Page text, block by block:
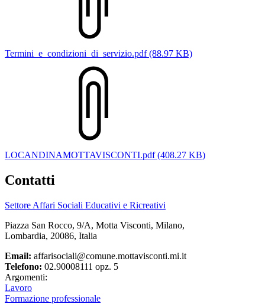
Termini_e_condizioni_di_servizio.pdf (88.97 KB)
LOCANDINAMOTTAVISCONTI.pdf (408.27 KB)
Contatti
Settore Affari Sociali Educativi e Ricreativi
Piazza San Rocco, 9/A, Motta Visconti, Milano,
Lombardia, 20086, Italia
Email: affarisociali@comune.mottavisconti.mi.it
Telefono: 02.90008111 opz. 5
Argomenti:
Lavoro
Formazione professionale